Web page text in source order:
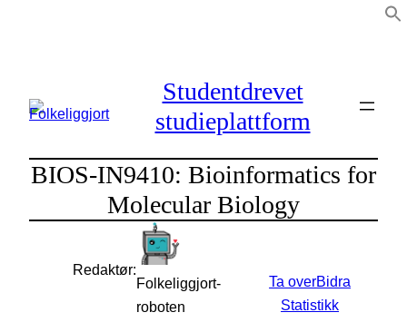
Studentdrevet
studieplattform
BIOS-IN9410: Bioinformatics for
Molecular Biology
Redaktør:
Folkeliggjort-
roboten
Ta overBidra
Statistikk